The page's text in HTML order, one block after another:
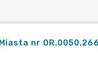
nr